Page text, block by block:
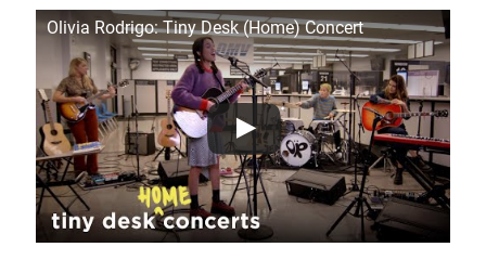
Olivia Rodrigo: Tiny Desk (Home) Concert